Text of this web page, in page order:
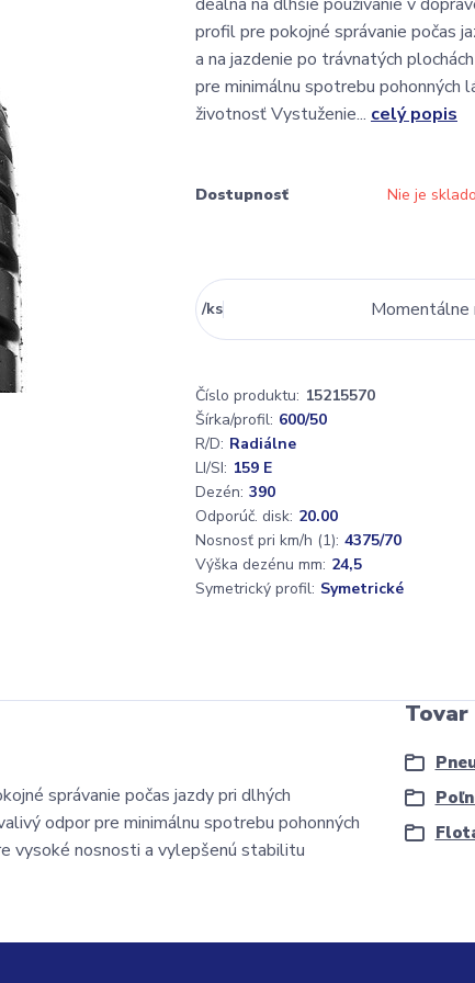
profil pre pokojné správanie počas
a na jazdenie po trávnatých
pre minimálnu spotrebu
životnosť Vystuženie... celý popis
Dostupnosť Nie je
/ks Momentálne
Číslo produktu: 15215570
Šírka/profil: 600/50
R/D: Radiálne
LI/SI: 159 E
Dezén: 390
Odporúč. disk: 20.00
Nosnosť pri km/h (1): 4375/70
Výška dezénu mm: 24,5
Symetrický profil: Symetrické
správanie počas jazdy pri dlhých
odpor pre minimálnu spotrebu pohonných
vysoké nosnosti a vylepšenú stabilitu